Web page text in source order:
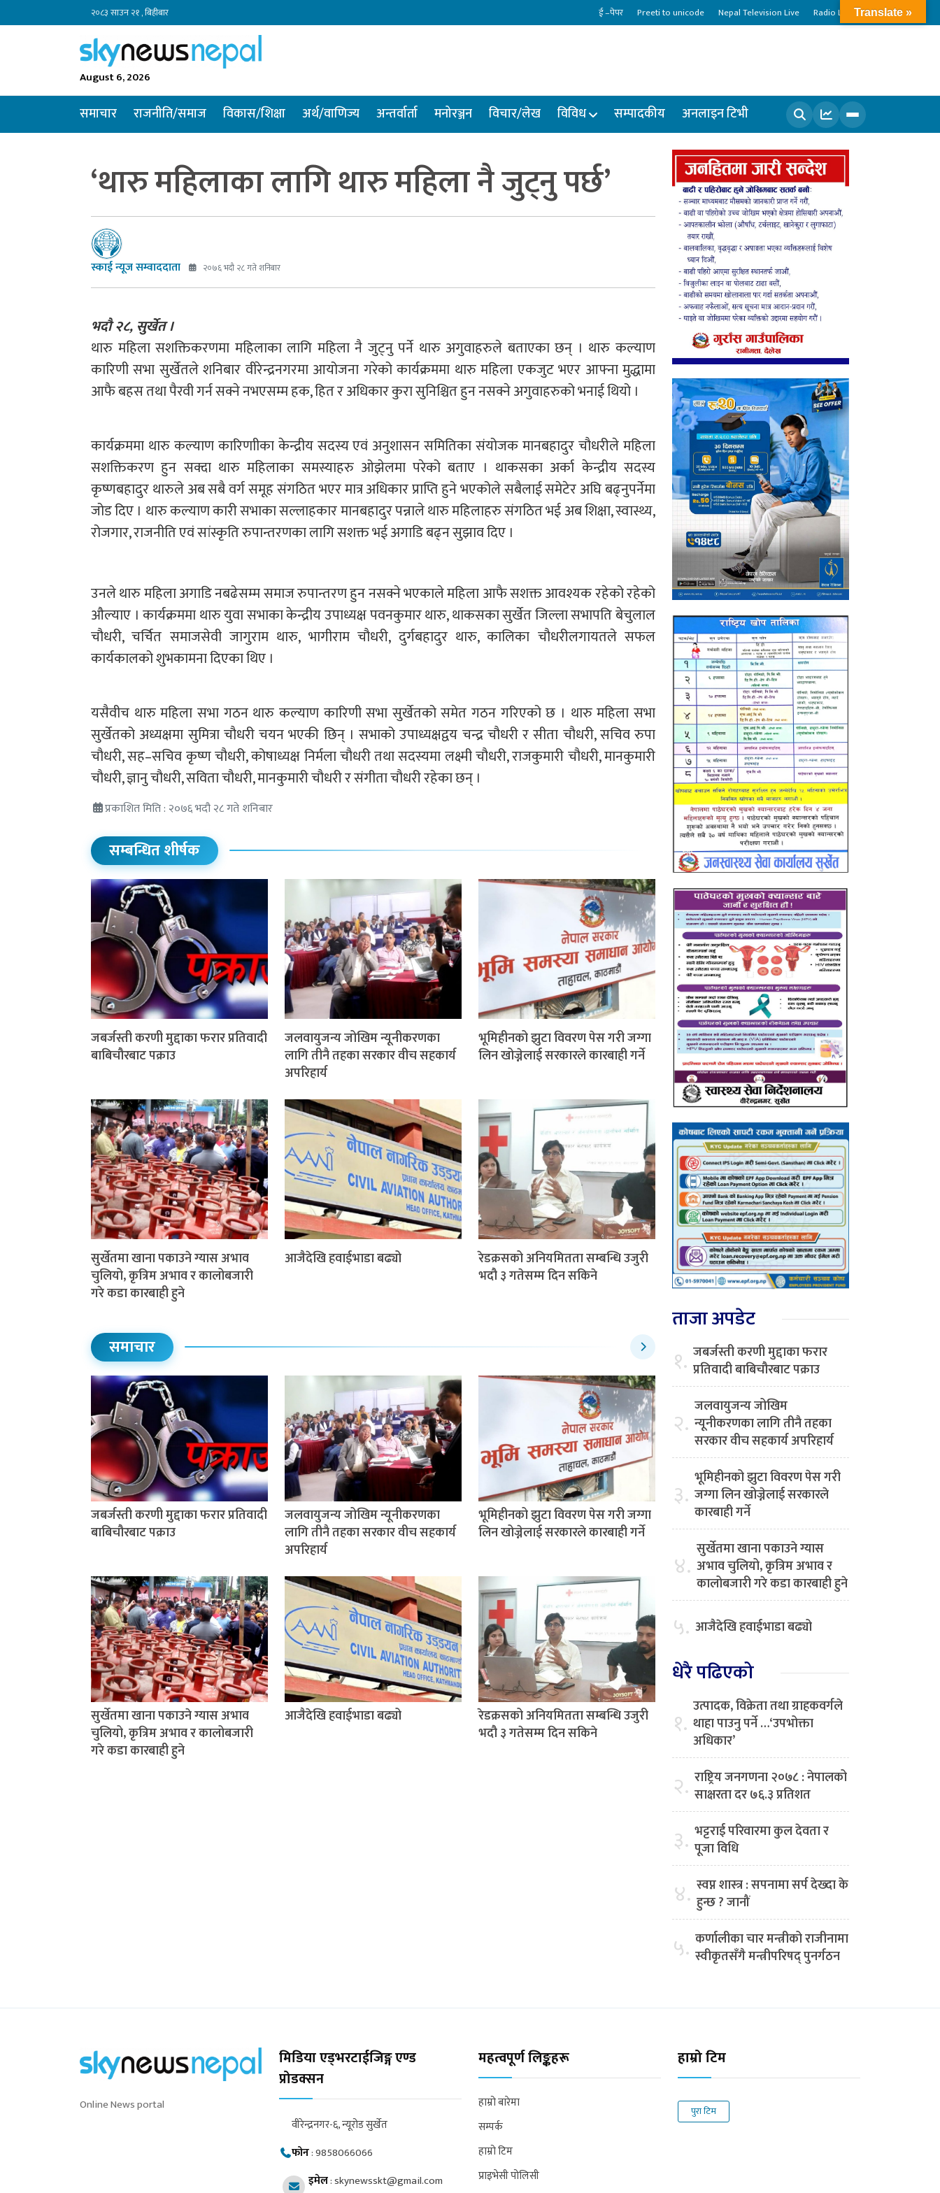
२०८३ साउन २१ , बिहीबार ई –पेपर Preeti to unicode Nepal Television Live Radio Live
August 6, 2026
समाचार राजनीति/समाज विकास/शिक्षा अर्थ/वाणिज्य अन्तर्वार्ता मनोरञ्जन विचार/लेख विविध सम्पादकीय अनलाइन टिभी
खोज्नुहोस
‘थारु महिलाका लागि थारु महिला नै जुट्नु पर्छ’
स्काई न्यूज सम्वाददाता २०७६ भदौ २८ गते शनिबार
भदौ २८, सुर्खेत ।
थारु महिला सशक्तिकरणमा महिलाका लागि महिला नै जुट्नु पर्ने थारु अगुवाहरुले बताएका छन् । थारु कल्याण
कारिणी सभा सुर्खेतले शनिबार वीरेन्द्रनगरमा आयोजना गरेको कार्यक्रममा थारु महिला एकजुट भएर आफ्ना मुद्धामा
आफै बहस तथा पैरवी गर्न सक्ने नभएसम्म हक, हित र अधिकार कुरा सुनिश्चित हुन नसक्ने अगुवाहरुको भनाई थियो ।
कार्यक्रममा थारु कल्याण कारिणाीका केन्द्रीय सदस्य एवं अनुशासन समितिका संयोजक मानबहादुर चौधरीले महिला
सशक्तिकरण हुन सक्दा थारु महिलाका समस्याहरु ओझेलमा परेको बताए । थाकसका अर्का केन्द्रीय सदस्य
कृष्णबहादुर थारुले अब सबै वर्ग समूह संगठित भएर मात्र अधिकार प्राप्ति हुने भएकोले सबैलाई समेटेर अघि बढ्नुपर्नेमा
जोड दिए । थारु कल्याण कारी सभाका सल्लाहकार मानबहादुर पन्नाले थारु महिलाहरु संगठित भई अब शिक्षा, स्वास्थ्य,
रोजगार, राजनीति एवं सांस्कृति रुपान्तरणका लागि सशक्त भई अगाडि बढ्न सुझाव दिए ।
उनले थारु महिला अगाडि नबढेसम्म समाज रुपान्तरण हुन नसक्ने भएकाले महिला आफै सशक्त आवश्यक रहेको रहेको
औल्याए । कार्यक्रममा थारु युवा सभाका केन्द्रीय उपाध्यक्ष पवनकुमार थारु, थाकसका सुर्खेत जिल्ला सभापति बेचुलाल
चौधरी, चर्चित समाजसेवी जागुराम थारु, भागीराम चौधरी, दुर्गबहादुर थारु, कालिका चौधरीलगायतले सफल
कार्यकालको शुभकामना दिएका थिए ।
यसैवीच थारु महिला सभा गठन थारु कल्याण कारिणी सभा सुर्खेतको समेत गठन गरिएको छ । थारु महिला सभा
सुर्खेतको अध्यक्षमा सुमित्रा चौधरी चयन भएकी छिन् । सभाको उपाध्यक्षद्वय चन्द्र चौधरी र सीता चौधरी, सचिव रुपा
चौधरी, सह–सचिव कृष्ण चौधरी, कोषाध्यक्ष निर्मला चौधरी तथा सदस्यमा लक्ष्मी चौधरी, राजकुमारी चौधरी, मानकुमारी
चौधरी, ज्ञानु चौधरी, सविता चौधरी, मानकुमारी चौधरी र संगीता चौधरी रहेका छन् ।
प्रकाशित मिति : २०७६ भदौ २८ गते शनिबार
सम्बन्धित शीर्षक
जबर्जस्ती करणी मुद्दाका फरार प्रतिवादी
बाबिचौरबाट पक्राउ
जलवायुजन्य जोखिम न्यूनीकरणका
लागि तीनै तहका सरकार वीच सहकार्य
अपरिहार्य
भूमिहीनको झुटा विवरण पेस गरी जग्गा
लिन खोज्नेलाई सरकारले कारबाही गर्ने
सुर्खेतमा खाना पकाउने ग्यास अभाव
चुलियो, कृत्रिम अभाव र कालोबजारी
गरे कडा कारबाही हुने
आजैदेखि हवाईभाडा बढ्यो
रेडक्रसको अनियमितता सम्बन्धि उजुरी
भदौ ३ गतेसम्म दिन सकिने
समाचार
जबर्जस्ती करणी मुद्दाका फरार प्रतिवादी
बाबिचौरबाट पक्राउ
जलवायुजन्य जोखिम न्यूनीकरणका
लागि तीनै तहका सरकार वीच सहकार्य
अपरिहार्य
भूमिहीनको झुटा विवरण पेस गरी जग्गा
लिन खोज्नेलाई सरकारले कारबाही गर्ने
सुर्खेतमा खाना पकाउने ग्यास अभाव
चुलियो, कृत्रिम अभाव र कालोबजारी
गरे कडा कारबाही हुने
आजैदेखि हवाईभाडा बढ्यो
रेडक्रसको अनियमितता सम्बन्धि उजुरी
भदौ ३ गतेसम्म दिन सकिने
ताजा अपडेट
१. जबर्जस्ती करणी मुद्दाका फरार
प्रतिवादी बाबिचौरबाट पक्राउ
२. जलवायुजन्य जोखिम
न्यूनीकरणका लागि तीनै तहका
सरकार वीच सहकार्य अपरिहार्य
३. भूमिहीनको झुटा विवरण पेस गरी
जग्गा लिन खोज्नेलाई सरकारले
कारबाही गर्ने
४. सुर्खेतमा खाना पकाउने ग्यास
अभाव चुलियो, कृत्रिम अभाव र
कालोबजारी गरे कडा कारबाही हुने
५. आजैदेखि हवाईभाडा बढ्यो
धेरै पढिएको
१. उत्पादक, विक्रेता तथा ग्राहकवर्गले
थाहा पाउनु पर्ने …‘उपभोक्ता
अधिकार’
२. राष्ट्रिय जनगणना २०७८ : नेपालको
साक्षरता दर ७६.३ प्रतिशत
३. भट्टराई परिवारमा कुल देवता र
पूजा विधि
४. स्वप्न शास्त्र : सपनामा सर्प देख्दा के
हुन्छ ? जानौं
५. कर्णालीका चार मन्त्रीको राजीनामा
स्वीकृतसँगै मन्त्रीपरिषद् पुनर्गठन
Online News portal
मिडिया एड्भरटाईजिङ्ग एण्ड
प्रोडक्सन
वीरेन्द्रनगर-६, न्यूरोड सुर्खेत
फोन:9858066066
इमेल:skynewsskt@gmail.com
महत्वपूर्ण लिङ्कहरू
हाम्रो बारेमा
सम्पर्क
हाम्रो टिम
प्राइभेसी पोलिसी
हाम्रो टिम
पुरा टिम
Translate »